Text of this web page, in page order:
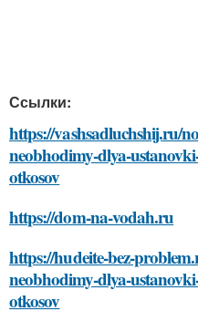
Ссылки:
https://vashsadluchshij.ru/
neobhodimy-dlya-
otkosov
https://dom-na-vodah.ru
https://hudeite-bez-
neobhodimy-dlya-
otkosov